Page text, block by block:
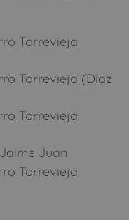
Torrevieja
Torrevieja (Díaz
Torrevieja
Juan
Torrevieja